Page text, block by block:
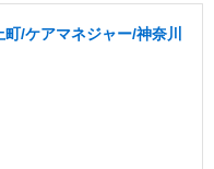
/ケアマネジャー/神奈川